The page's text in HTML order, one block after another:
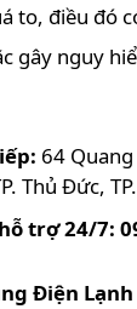
to, điều đó
gây nguy
64
Thủ Đức,
trợ 24/7:
Điện